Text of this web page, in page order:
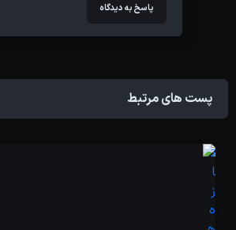
پاسخ به دیدگاه
پست های مرتبط